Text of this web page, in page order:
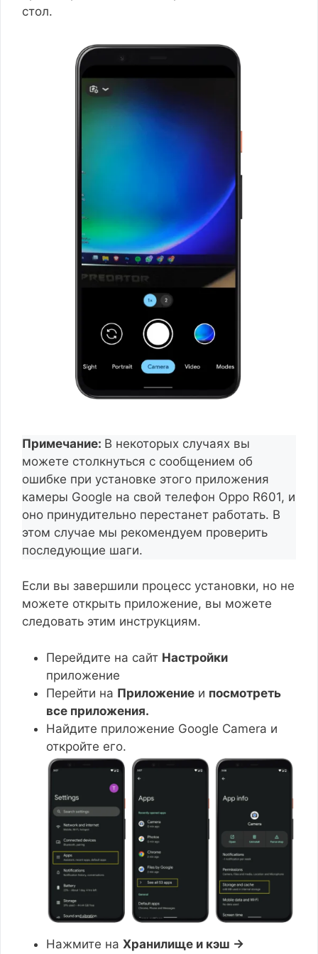
стол.
Примечание: В некоторых случаях вы
можете столкнуться с сообщением об
ошибке при установке этого приложения
камеры Google на свой телефон Oppo R601, и
оно принудительно перестанет работать. В
этом случае мы рекомендуем проверить
последующие шаги.
Если вы завершили процесс установки, но не
можете открыть приложение, вы можете
следовать этим инструкциям.
Перейдите на сайт Настройки
приложение
Перейти на Приложение и посмотреть
все приложения.
Найдите приложение Google Camera и
откройте его.
Нажмите на Хранилище и кэш →